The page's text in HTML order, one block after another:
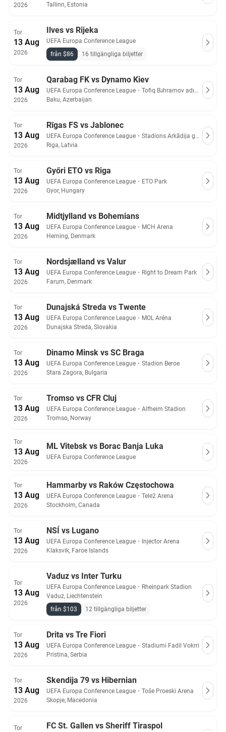
2026
Tallinn, Estonia
Tor
13 Aug
2026
Ilves vs Rijeka
UEFA Europa Conference League
från $86
16 tillgängliga biljetter
Tor
13 Aug
2026
Qarabag FK vs Dynamo Kiev
UEFA Europa Conference League ・
Tofiq Bəhramov adına Respublika stadionu (Bakı (Baku))
Baku, Azerbaijan
Tor
13 Aug
2026
Rīgas FS vs Jablonec
UEFA Europa Conference League ・
Stadions Arkādija grass
Riga, Latvia
Tor
13 Aug
2026
Győri ETO vs Riga
UEFA Europa Conference League ・ ETO Park
Gyor, Hungary
Tor
13 Aug
2026
Midtjylland vs Bohemians
UEFA Europa Conference League ・ MCH Arena
Herning, Denmark
Tor
13 Aug
2026
Nordsjælland vs Valur
UEFA Europa Conference League ・ Right to Dream Park
Farum, Denmark
Tor
13 Aug
2026
Dunajská Streda vs Twente
UEFA Europa Conference League ・ MOL Aréna
Dunajska Streda, Slovakia
Tor
13 Aug
2026
Dinamo Minsk vs SC Braga
UEFA Europa Conference League ・ Stadion Beroe
Stara Zagora, Bulgaria
Tor
13 Aug
2026
Tromso vs CFR Cluj
UEFA Europa Conference League ・ Alfheim Stadion
Tromso, Norway
Tor
13 Aug
2026
ML Vitebsk vs Borac Banja Luka
UEFA Europa Conference League
Tor
13 Aug
2026
Hammarby vs Raków Częstochowa
UEFA Europa Conference League ・ Tele2 Arena
Stockholm, Canada
Tor
13 Aug
2026
NSÍ vs Lugano
UEFA Europa Conference League ・ Injector Arena
Klaksvik, Faroe Islands
Tor
13 Aug
2026
Vaduz vs Inter Turku
UEFA Europa Conference League ・ Rheinpark Stadion
Vaduz, Liechtenstein
från $103
12 tillgängliga biljetter
Tor
13 Aug
2026
Drita vs Tre Fiori
UEFA Europa Conference League ・ Stadiumi Fadil Vokrri
Pristina, Serbia
Tor
13 Aug
2026
Skendija 79 vs Hibernian
UEFA Europa Conference League ・ Toše Proeski Arena
Skopje, Macedonia
Tor FC St. Gallen vs Sheriff Tiraspol